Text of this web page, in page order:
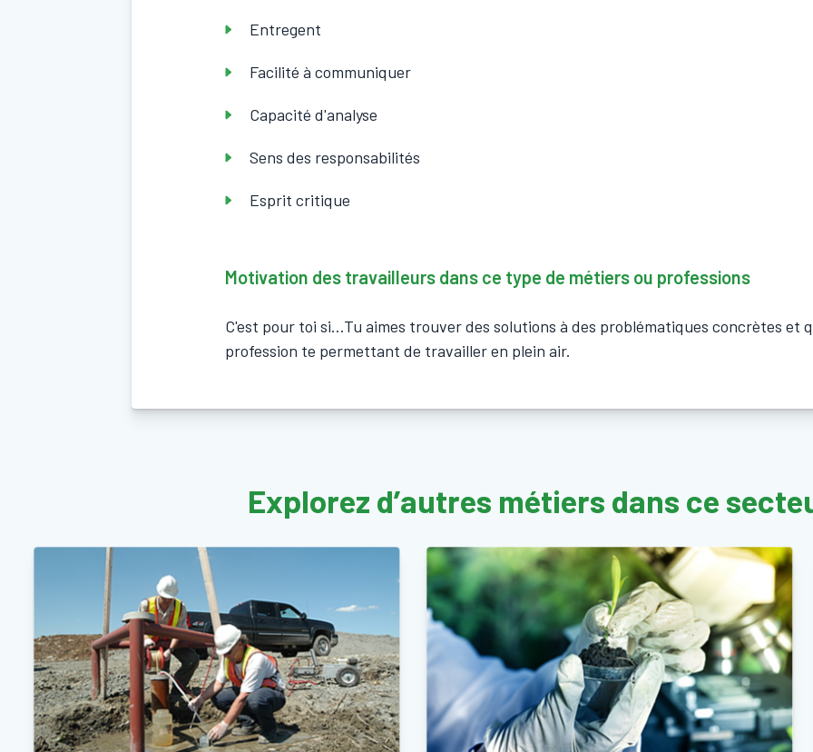
Entregent
Facilité à communiquer
Capacité d'analyse
Sens des responsabilités
Esprit critique
Motivation des travailleurs dans ce type de métiers ou professions
C'est pour toi si...Tu aimes trouver des solutions à des problématiques concrètes et
profession te permettant de travailler en plein air.
Explorez d’autres métiers dans ce